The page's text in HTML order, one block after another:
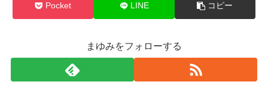
Pocket LINE コピー
まゆみをフォローする